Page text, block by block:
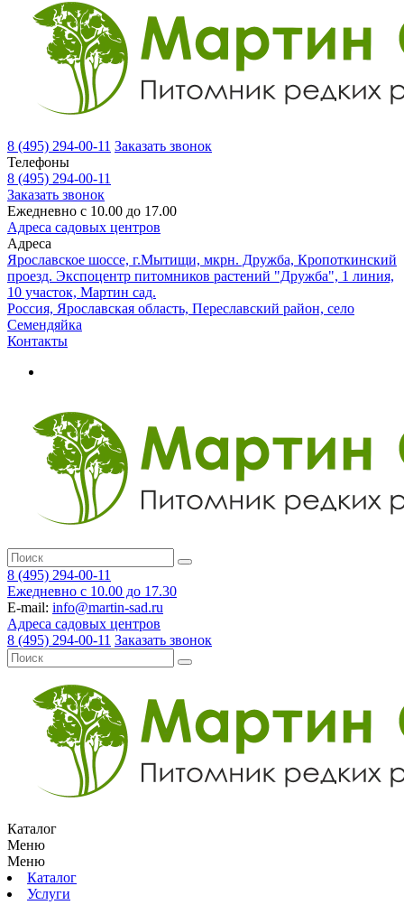
8 (495) 294-00-11 Заказать звонок
Телефоны
8 (495) 294-00-11
Заказать звонок
Ежедневно с 10.00 до 17.00
Адреса садовых центров
Адреса
Ярославское шоссе, г.Мытищи, мкрн. Дружба, Кропоткинский
проезд. Экспоцентр питомников растений "Дружба", 1 линия,
10 участок, Мартин сад.
Россия, Ярославская область, Переславский район, село
Семендяйка
Контакты
8 (495) 294-00-11
Ежедневно с 10.00 до 17.30
E-mail: info@martin-sad.ru
Адреса садовых центров
8 (495) 294-00-11 Заказать звонок
Каталог
Меню
Меню
Каталог
Услуги